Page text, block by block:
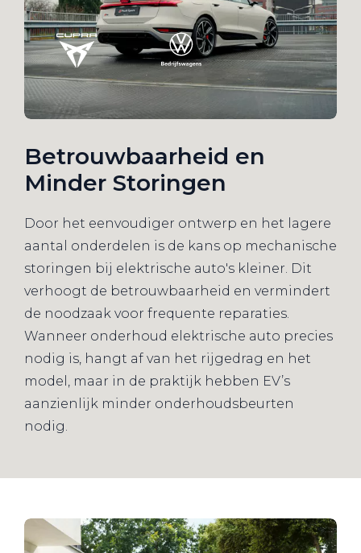
Betrouwbaarheid en
Minder Storingen
Door het eenvoudiger ontwerp en het lagere
aantal onderdelen is de kans op mechanische
storingen bij elektrische auto's kleiner. Dit
verhoogt de betrouwbaarheid en vermindert
de noodzaak voor frequente reparaties.
Wanneer onderhoud elektrische auto precies
nodig is, hangt af van het rijgedrag en het
model, maar in de praktijk hebben EV’s
aanzienlijk minder onderhoudsbeurten
nodig.